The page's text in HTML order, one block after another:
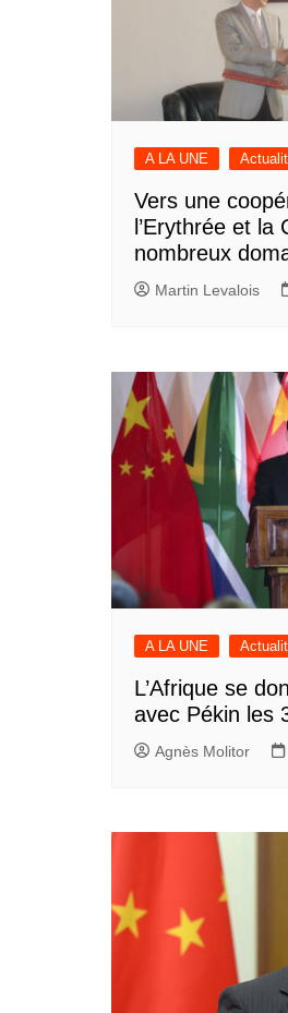
A LA UNE
Vers une
l’Erythrée et la
nombreux
Martin Levalois
A LA UNE
L’Afrique se
avec Pékin les
Agnès Molitor